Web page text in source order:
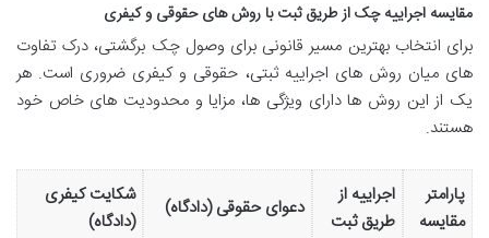
مقایسه اجراییه چک از طریق ثبت با روش های حقوقی و کیفری
برای انتخاب بهترین مسیر قانونی برای وصول چک برگشتی، درک تفاوت
های میان روش های اجراییه ثبتی، حقوقی و کیفری ضروری است. هر
یک از این روش ها دارای ویژگی ها، مزایا و محدودیت های خاص خود
هستند.
پارامتر
مقایسه
اجراییه از
طریق ثبت
دعوای حقوقی (دادگاه)
شکایت کیفری
(دادگاه)